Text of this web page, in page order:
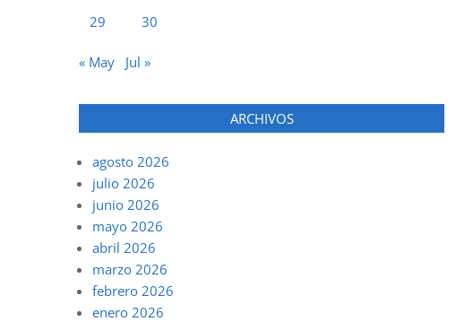
29
30
« May Jul »
ARCHIVOS
agosto 2026
julio 2026
junio 2026
mayo 2026
abril 2026
marzo 2026
febrero 2026
enero 2026